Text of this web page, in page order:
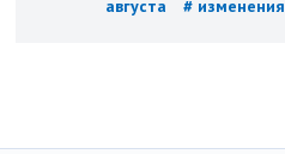
августа
# изменения